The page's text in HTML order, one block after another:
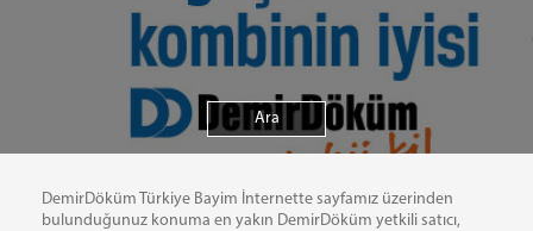
DemirDöküm Türkiye Bayim İnternette sayfamız üzerinden
bulunduğunuz konuma en yakın DemirDöküm yetkili satıcı,